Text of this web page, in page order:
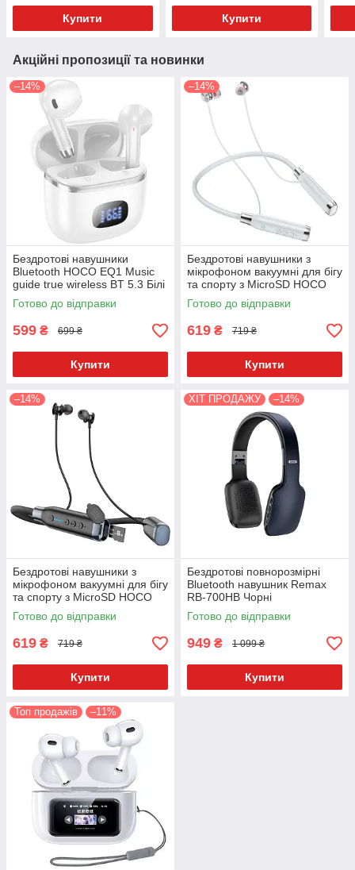
Купити Купити
Акційні пропозиції та новинки
–14%
Бездротові навушники
Bluetooth HOCO EQ1 Music
guide true wireless BT 5.3 Білі
Готово до відправки
599 ₴ 699 ₴
Купити
–14%
Бездротові навушники з
мікрофоном вакуумні для бігу
та спорту з MicroSD HOCO
ES62 Pretty Сірі
Готово до відправки
619 ₴ 719 ₴
Купити
–14%
Бездротові навушники з
мікрофоном вакуумні для бігу
та спорту з MicroSD HOCO
ES62 Pretty Чорні
Готово до відправки
619 ₴ 719 ₴
Купити
ХІТ ПРОДАЖУ –14%
Бездротові повнорозмірні
Bluetooth навушник Remax
RB-700HB Чорні
Готово до відправки
949 ₴ 1 099 ₴
Купити
Топ продажів –11%